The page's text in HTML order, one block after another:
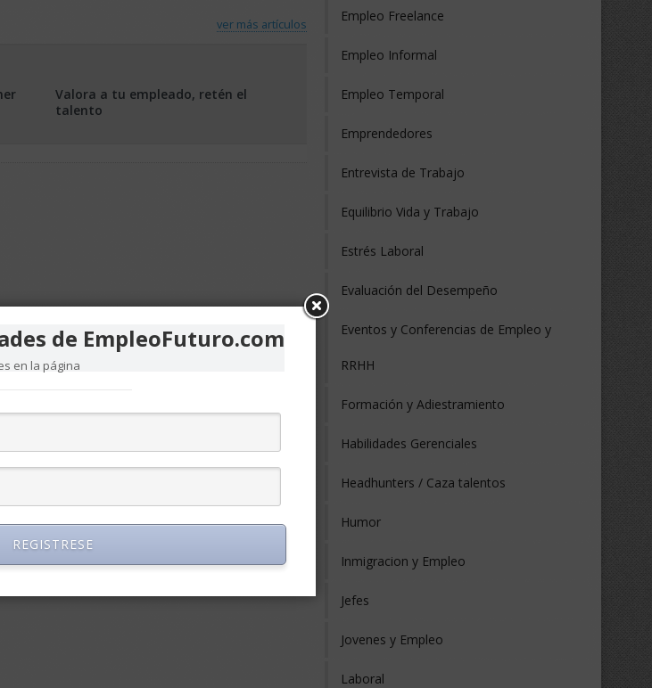
ver más artículos
Valora a tu empleado, retén el
talento
Empleo Freelance
Empleo Informal
Empleo Temporal
Emprendedores
Entrevista de Trabajo
Equilibrio Vida y Trabajo
Estrés Laboral
Evaluación del Desempeño
Eventos y Conferencias de Empleo y
RRHH
Formación y Adiestramiento
Habilidades Gerenciales
Headhunters / Caza talentos
Humor
Inmigracion y Empleo
Jefes
Jovenes y Empleo
Laboral
de EmpleoFuturo.com
en la página
REGISTRESE